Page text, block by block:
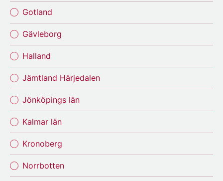
Gotland
Gävleborg
Halland
Jämtland Härjedalen
Jönköpings län
Kalmar län
Kronoberg
Norrbotten